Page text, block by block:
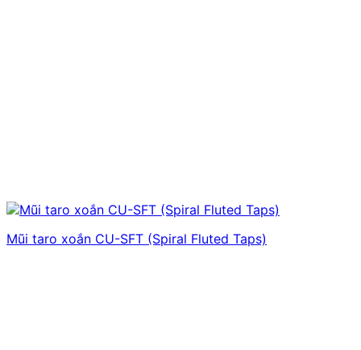
Mũi taro xoắn CU-SFT (Spiral Fluted Taps)